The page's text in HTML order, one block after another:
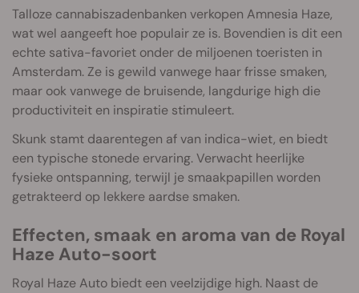
Talloze cannabiszadenbanken verkopen Amnesia Haze,
wat wel aangeeft hoe populair ze is. Bovendien is dit een
echte sativa-favoriet onder de miljoenen toeristen in
Amsterdam. Ze is gewild vanwege haar frisse smaken,
maar ook vanwege de bruisende, langdurige high die
productiviteit en inspiratie stimuleert.
Skunk stamt daarentegen af van indica-wiet, en biedt
een typische stonede ervaring. Verwacht heerlijke
fysieke ontspanning, terwijl je smaakpapillen worden
getrakteerd op lekkere aardse smaken.
Effecten, smaak en aroma van de Royal
Haze Auto-soort
Royal Haze Auto biedt een veelzijdige high. Naast de